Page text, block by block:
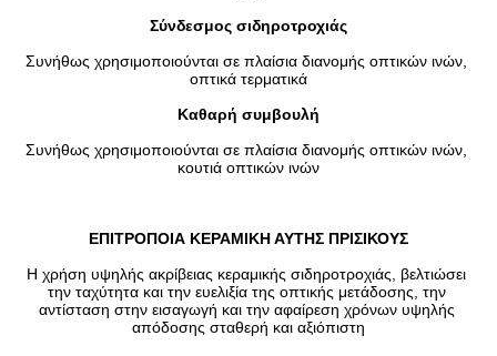
Σύνδεσμος σιδηροτροχιάς
Συνήθως χρησιμοποιούνται σε πλαίσια διανομής οπτικών ινών,
οπτικά τερματικά
Καθαρή συμβουλή
Συνήθως χρησιμοποιούνται σε πλαίσια διανομής οπτικών ινών,
κουτιά οπτικών ινών
ΕΠΙΤΡΟΠΟΙΑ ΚΕΡΑΜΙΚΗ ΑΥΤΗΣ ΠΡΙΣΙΚΟΥΣ
Η χρήση υψηλής ακρίβειας κεραμικής σιδηροτροχιάς, βελτιώσει
την ταχύτητα και την ευελιξία της οπτικής μετάδοσης, την
αντίσταση στην εισαγωγή και την αφαίρεση χρόνων υψηλής
απόδοσης σταθερή και αξιόπιστη